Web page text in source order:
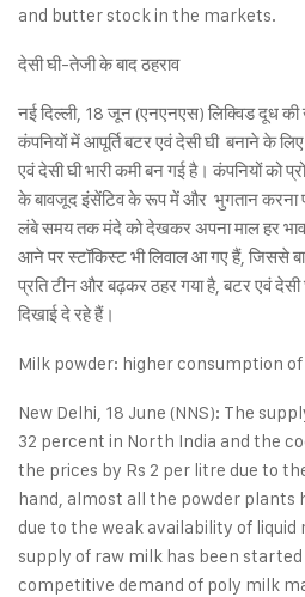
and butter stock in the markets.
देसी घी-तेजी के बाद ठहराव
नई दिल्ली, 18 जून (एनएनएस) लिक्विड दूध
कंपनियों में आपूर्ति बटर एवं देसी घी बनाने के
एवं देसी घी भारी कमी बन गई है। कंपनियों को
के बावजूद इंसेंटिव के रूप में और भुगतान करना
लंबे समय तक मंदे को देखकर अपना माल हर
आने पर स्टॉकिस्ट भी लिवाल आ गए हैं, जिससे
प्रति टीन और बढ़कर ठहर गया है, बटर एवं
दिखाई दे रहे हैं।
Milk powder: higher consumption of
New Delhi, 18 June (NNS): The
32 percent in North India and the
the prices by Rs 2 per litre due to
hand, almost all the powder plants
due to the weak availability of
supply of raw milk has been
competitive demand of poly milk